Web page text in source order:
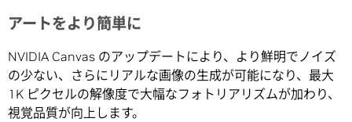
アートをより簡単に
NVIDIA Canvas のアップデートにより、より鮮明でノイズ
の少ない、さらにリアルな画像の生成が可能になり、最大
1K ピクセルの解像度で大幅なフォトリアリズムが加わり、
視覚品質が向上します。